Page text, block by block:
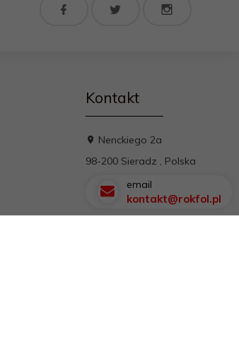
Kontakt
Nenckiego 2a
98-200 Sieradz , Polska
email
kontakt@rokfol.pl